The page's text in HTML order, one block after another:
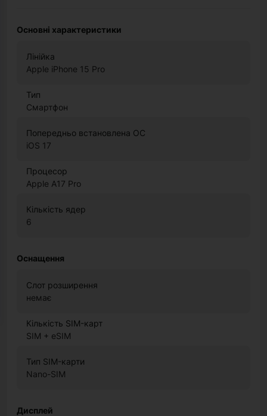
Основні характеристики
Лінійка
Apple iPhone 15 Pro
Тип
Смартфон
Попередньо встановлена ОС
iOS 17
Процесор
Apple A17 Pro
Кількість ядер
6
Оснащення
Слот розширення
немає
Кількість SIM-карт
SIM + eSIM
Тип SIM-карти
Nano-SIM
Дисплей